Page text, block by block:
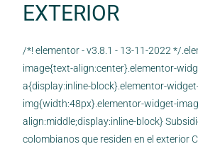
EXTERIOR
/*! elementor - v3.8.1 - 13-11-2022 */
image{text-align:center}.elementor-
a{display:inline-block}.elementor-
img{width:48px}.elementor-widget-
align:middle;display:inline-block}
colombianos que residen en el exterior